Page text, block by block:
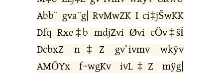
Abb¨ gva¨g| RvMwZK I ci‡jŠwKK
Dfq Rxe‡b mdjZvi Øvi cÖv‡šÍ
DcbxZ n‡Z gv`ivmv wkÿv
AMÖYx f~wgKv ivL‡Z mÿg|